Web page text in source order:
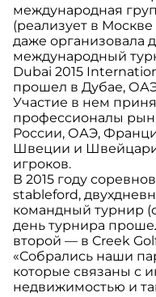
международная
(реализует в
даже организовала
международный
Dubai 2015
прошел в Дубае,
Участие в нем
профессионалы
России, ОАЭ,
Швеции и
игроков.
В 2015 году
stableford,
командный турнир
день турнира
второй — в Creek
«Собрались наши
которые связаны с
недвижимостью и